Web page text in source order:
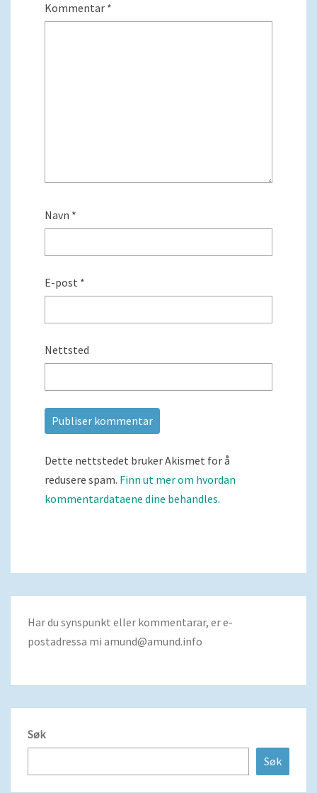
Kommentar *
Navn *
E-post *
Nettsted
Dette nettstedet bruker Akismet for å
redusere spam. Finn ut mer om hvordan
kommentardataene dine behandles.
Har du synspunkt eller kommentarar, er e-
postadressa mi amund@amund.info
Søk
Søk